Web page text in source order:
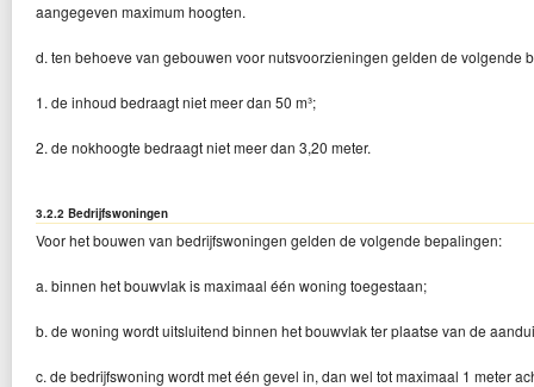
aangegeven maximum hoogten.
d. ten behoeve van gebouwen voor nutsvoorzieningen gelden de volgende
1. de inhoud bedraagt niet meer dan 50 m³;
2. de nokhoogte bedraagt niet meer dan 3,20 meter.
3.2.2 Bedrijfswoningen
Voor het bouwen van bedrijfswoningen gelden de volgende bepalingen:
a. binnen het bouwvlak is maximaal één woning toegestaan;
b. de woning wordt uitsluitend binnen het bouwvlak ter plaatse van de
c. de bedrijfswoning wordt met één gevel in, dan wel tot maximaal 1 meter